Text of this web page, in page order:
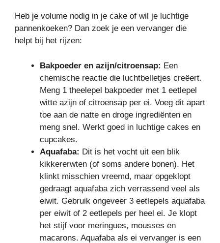
Heb je volume nodig in je cake of wil je luchtige
pannenkoeken? Dan zoek je een vervanger die
helpt bij het rijzen:
Bakpoeder en azijn/citroensap: Een
chemische reactie die luchtbelletjes creëert.
Meng 1 theelepel bakpoeder met 1 eetlepel
witte azijn of citroensap per ei. Voeg dit apart
toe aan de natte en droge ingrediënten en
meng snel. Werkt goed in luchtige cakes en
cupcakes.
Aquafaba: Dit is het vocht uit een blik
kikkererwten (of soms andere bonen). Het
klinkt misschien vreemd, maar opgeklopt
gedraagt aquafaba zich verrassend veel als
eiwit. Gebruik ongeveer 3 eetlepels aquafaba
per eiwit of 2 eetlepels per heel ei. Je klopt
het stijf voor meringues, mousses en
macarons. Aquafaba als ei vervanger is een